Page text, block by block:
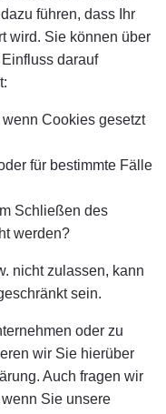
führen, dass Ihr
wird. Sie können über
darauf
Cookies gesetzt
für bestimmte Fälle
Schließen des
werden?
nicht zulassen, kann
sein.
oder zu
wir Sie hierüber
Auch fragen wir
Sie unsere